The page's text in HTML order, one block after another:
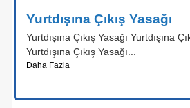
Yurtdışına Çıkış Yasağı
Yurtdışına Çıkış Yasağı Yurtdışına
Yurtdışına Çıkış Yasağı...
Daha Fazla